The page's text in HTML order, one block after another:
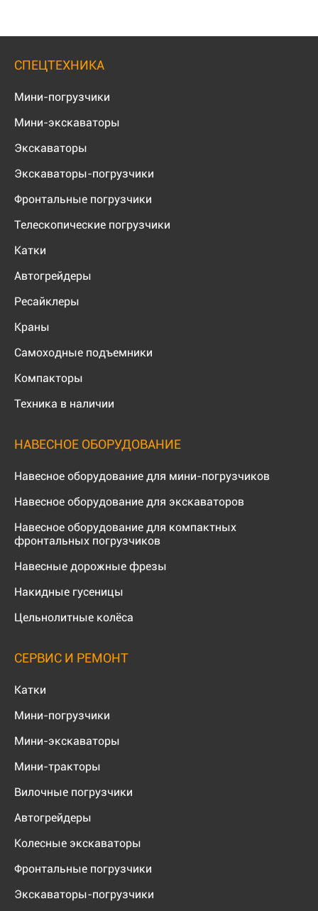
СПЕЦТЕХНИКА
Мини-погрузчики
Мини-экскаваторы
Экскаваторы
Экскаваторы-погрузчики
Фронтальные погрузчики
Телескопические погрузчики
Катки
Автогрейдеры
Ресайклеры
Краны
Самоходные подъемники
Компакторы
Техника в наличии
НАВЕСНОЕ ОБОРУДОВАНИЕ
Навесное оборудование для мини-погрузчиков
Навесное оборудование для экскаваторов
Навесное оборудование для компактных
фронтальных погрузчиков
Навесные дорожные фрезы
Накидные гусеницы
Цельнолитные колёса
СЕРВИС И РЕМОНТ
Катки
Мини-погрузчики
Мини-экскаваторы
Мини-тракторы
Вилочные погрузчики
Автогрейдеры
Колесные экскаваторы
Фронтальные погрузчики
Экскаваторы-погрузчики